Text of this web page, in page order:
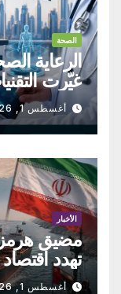
الصحة
الرعاية
غيّرت
الطبي
أغسطس 1, 2026
الأخبار
مضيق هرمز:
تهدد اقتصاد
أغسطس 1, 2026